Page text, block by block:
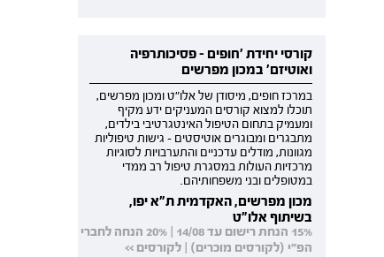
קורסי יחידת 'חופים - פסיכותרפיה
ואוטיזם' במכון מפרשים
במרכז חופים, מיסודן של אלו"ט ומכון מפרשים,
תוכלו למצוא קורסים המעניקים ידע מקיף
ומעמיק בתחום הטיפול האינטגרטיבי בילדים,
מתבגרים ומבוגרים אוטיסטים - גישות טיפוליות
מגוונות, מודלים עדכניים והתערבויות לסוגיות
מרכזיות העולות במסגרת טיפול רב ממדי
במטופלים ובני משפחותיהם.
מכון מפרשים, האקדמית ת"א יפו,
בשיתוף אלו"ט
15% הנחת רישום עד 14/08 | 20% הנחה לחברי
הפ"י (לקורסים מוכרים) | לקורסים >>